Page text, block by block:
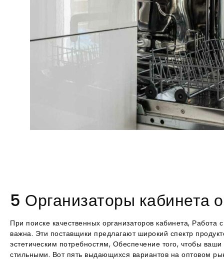
5 Организаторы кабинета
При поиске качественных организаторов кабинета,
важна. Эти поставщики предлагают широкий спектр
эстетическим потребностям, Обеспечение того, чтобы
стильными. Вот пять выдающихся вариантов на оптовом